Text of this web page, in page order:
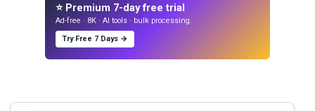
⭐ Premium 7-day free trial
Ad-free · 8K · AI tools · bulk processing.
Try Free 7 Days →